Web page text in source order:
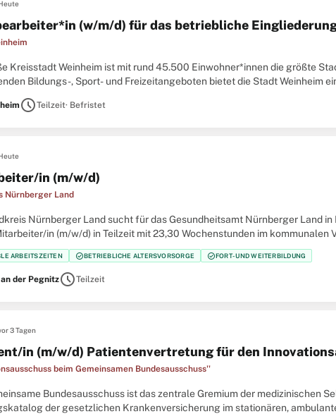
(w/m/d) für das betriebliche
Kreisstadt Weinheim ist mit rund 45.500 Einwohner*innen die größte
Bildungs-, Sport- und Freizeitangeboten bietet die Stadt Weinheim
scheduleTeilzeit· Befristet
in (m/w/d)
Nürnberger Land
Nürnberger Land sucht für das Gesundheitsamt Nürnberger Land
in (m/w/d) in Teilzeit mit 23,30 Wochenstunden im kommunalen
Nürnberger Land. Die Stelle ist unbefristet. Ihr
ARBEITSZEITEN check_circleBETRIEBLICHE ALTERSVORSORGE check_circleFORT- UND WEITERBILDUNG
der PegnitzscheduleTeilzeit
3 Tagen
in (m/w/d) Patientenvertretung für den
beim Gemeinsamen Bundesausschuss''
Bundesausschuss ist das zentrale Gremium der medizinischen
der gesetzlichen Krankenversicherung im stationären,